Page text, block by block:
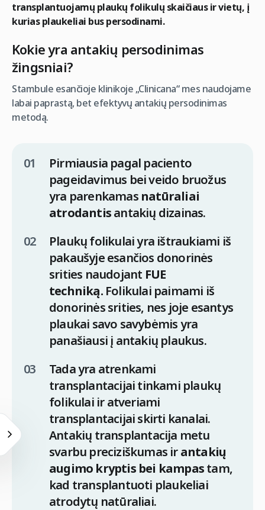
transplantuojamų plaukų folikulų skaičiaus ir vietų, į
kurias plaukeliai bus persodinami.
Kokie yra antakių persodinimas
žingsniai?
Stambule esančioje klinikoje „Clinicana“ mes naudojame
labai paprastą, bet efektyvų antakių persodinimas
metodą.
Pirmiausia pagal paciento
pageidavimus bei veido bruožus
yra parenkamas natūraliai
atrodantisantakių dizainas.
Plaukų folikulai yra ištraukiami iš
pakaušyje esančios donorinės
srities naudojant FUE
techniką.Folikulai paimami iš
donorinės srities, nes joje esantys
plaukai savo savybėmis yra
panašiausi į antakių plaukus.
Tada yra atrenkami
transplantacijai tinkami plaukų
folikulai ir atveriami
transplantacijai skirti kanalai.
Antakių transplantacija metu
svarbu preciziškumas irantakių
augimo kryptis bei kampastam,
kad transplantuoti plaukeliai
atrodytų natūraliai.